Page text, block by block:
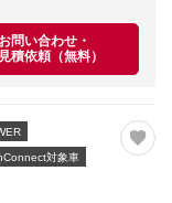
お問い合わせ・
見積依頼（無料）
対象車